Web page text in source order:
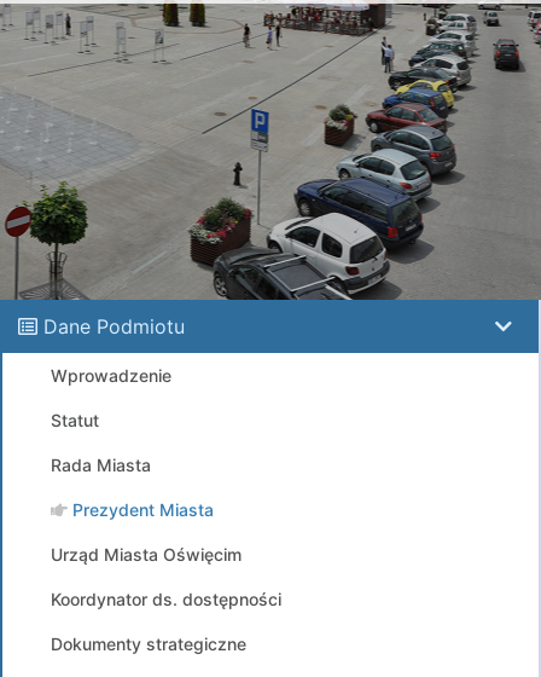
Dane Podmiotu
Wprowadzenie
Statut
Rada Miasta
Prezydent Miasta
Urząd Miasta Oświęcim
Koordynator ds. dostępności
Dokumenty strategiczne